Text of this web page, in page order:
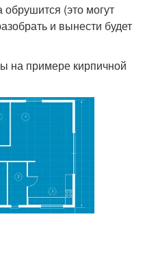
(это могут
и вынести будет
на примере кирпичной